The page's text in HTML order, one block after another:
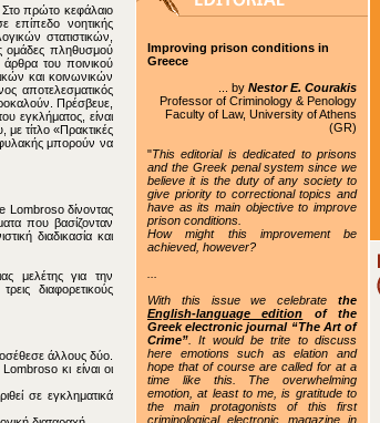
Στο πρώτο κεφάλαιο
επίπεδο νοητικής
στατιστικών,
ομάδες πληθυσμού
του ποινικού
και κοινωνικών
αποτελεσματικός
Πρέσβευε,
εγκλήματος, είναι
με τίτλο «Πρακτικές
μπορούν να
Lombroso δίνοντας
που βασίζονταν
διαδικασία και
μελέτης για την
διαφορετικούς
άλλους δύο.
κι είναι οι
Improving prison conditions in
Greece
... by Nestor E. Courakis
Professor of Criminology & Penology
Faculty of Law, University of Athens
(GR)
"This editorial is dedicated to prisons
and the Greek penal system since we
believe it is the duty of any society to
give priority to correctional topics and
have as its main objective to improve
prison conditions.
How might this improvement be
achieved, however?
With this issuewe celebrate the
English-language edition of the
Greek electronic journal “The Art of
Crime” . It would be trite to discuss
here emotions such as elation and
hope that of course are called for at a
time like this. The overwhelming
emotion, at least to me, is gratitude to
the main protagonists of this first
criminological electronic magazine in